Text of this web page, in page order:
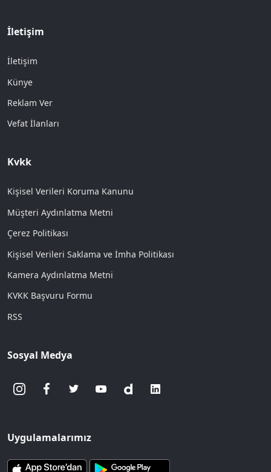
İletişim
İletişim
Künye
Reklam Ver
Vefat İlanları
Kvkk
Kişisel Verileri Koruma Kanunu
Müşteri Aydınlatma Metni
Çerez Politikası
Kişisel Verileri Saklama ve İmha Politikası
Kamera Aydınlatma Metni
KVKK Başvuru Formu
RSS
Sosyal Medya
Uygulamalarımız